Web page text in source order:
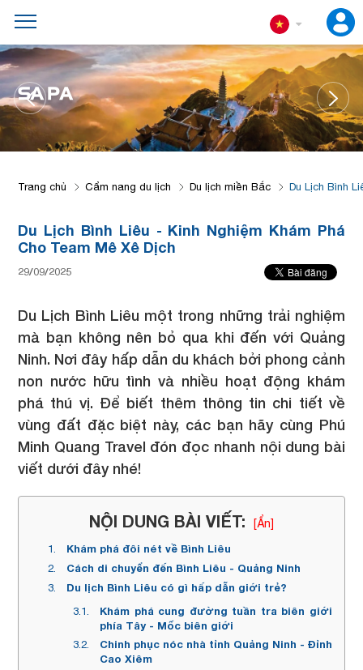
ĐÀ
Trang chủ Cẩm nang du lịch Du lịch miền Bắc Du Lịch Bình
Du Lịch Bình Liêu - Kinh Nghiệm Khám Phá
Cho Team Mê Xê Dịch
29/09/2025
Du Lịch Bình Liêu một trong những trải nghiệm
mà bạn không nên bỏ qua khi đến với Quảng
Ninh. Nơi đây hấp dẫn du khách bởi phong cảnh
non nước hữu tình và nhiều hoạt động khám
phá thú vị. Để biết thêm thông tin chi tiết về
vùng đất đặc biệt này, các bạn hãy cùng Phú
Minh Quang Travel đón đọc nhanh nội dung bài
viết dưới đây nhé!
NỘI DUNG BÀI VIẾT:
[Ẩn]
Khám phá đôi nét về Bình Liêu
Cách di chuyển đến Bình Liêu - Quảng Ninh
Du lịch Bình Liêu có gì hấp dẫn giới trẻ?
Khám phá cung đường tuần tra biên giới
phía Tây - Mốc biên giới
Chinh phục nóc nhà tỉnh Quảng Ninh - Đỉnh
Cao Xiêm